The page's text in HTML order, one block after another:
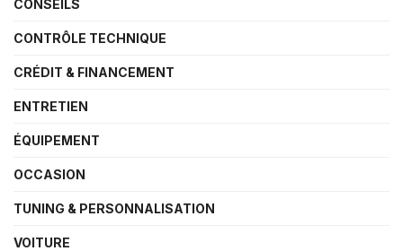
CONSEILS
CONTRÔLE TECHNIQUE
CRÉDIT & FINANCEMENT
ENTRETIEN
ÉQUIPEMENT
OCCASION
TUNING & PERSONNALISATION
VOITURE